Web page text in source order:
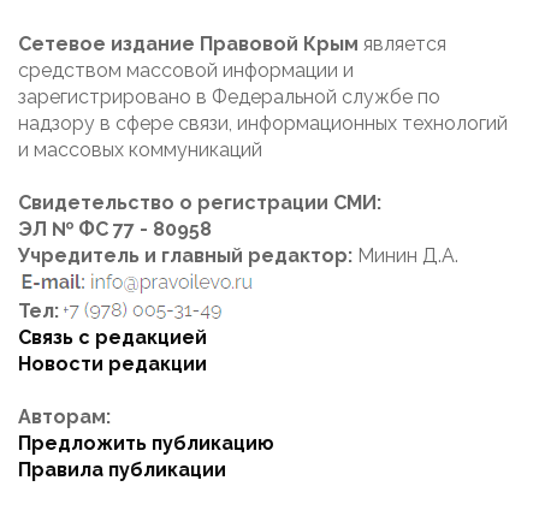
Сетевое издание Правовой Крым является
средством массовой информации и
зарегистрировано в Федеральной службе по
надзору в сфере связи, информационных технологий
и массовых коммуникаций
Свидетельство о регистрации СМИ:
ЭЛ № ФС 77 - 80958
Учредитель и главный редактор: Минин Д.А.
Тел:
Связь с редакцией
Новости редакции
Авторам:
Предложить публикацию
Правила публикации